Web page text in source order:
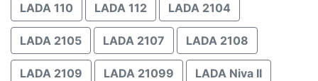
LADA 110 LADA 112 LADA 2104
LADA 2105 LADA 2107 LADA 2108
LADA 2109 LADA 21099 LADA Niva II